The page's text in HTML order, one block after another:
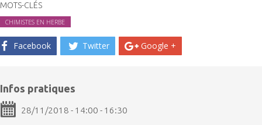
MOTS-CLÉS
CHIMISTES EN HERBE
Facebook Twitter Google +
Infos pratiques
28/11/2018 - 14:00 - 16:30